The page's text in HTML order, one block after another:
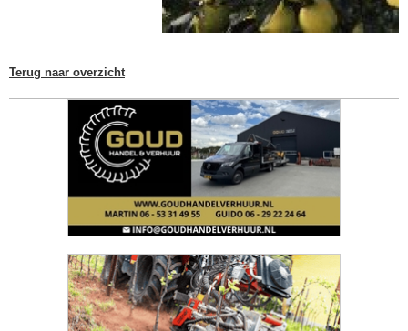
Terug naar overzicht